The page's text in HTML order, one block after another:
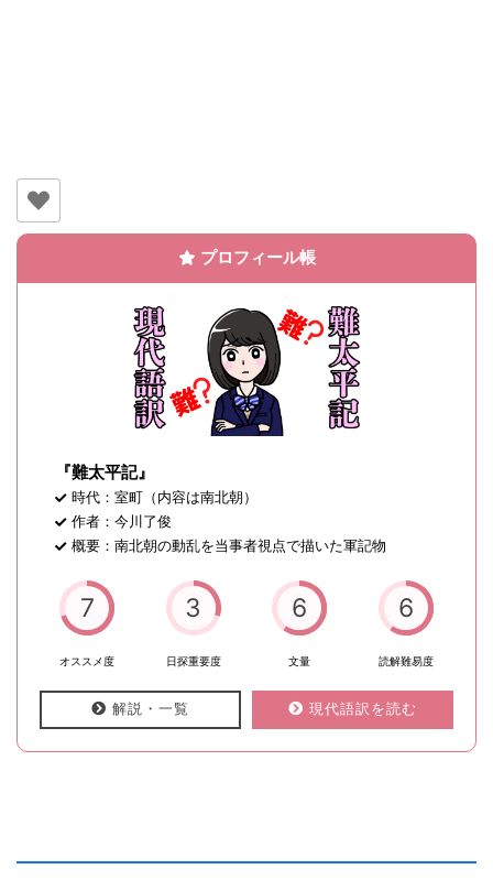
プロフィール帳
『難太平記』
時代：室町（内容は南北朝）
作者：今川了俊
概要：南北朝の動乱を当事者視点で描いた軍記物
7
オススメ度
3
日探重要度
6
文量
6
読解難易度
解説・一覧 現代語訳を読む